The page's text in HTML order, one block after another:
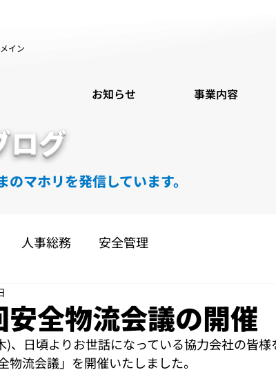
イン
お知らせ 事業内容
ログ
マホリを発信しています。
人事総務 安全管理
全物流会議の開催
)、日頃よりお世話になっている協力会社の皆様
物流会議」を開催いたしました。